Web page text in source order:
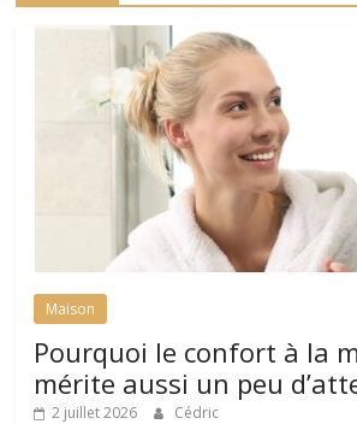
Maison
Pourquoi le confort à la
mérite aussi un peu
2 juillet 2026 Cédric